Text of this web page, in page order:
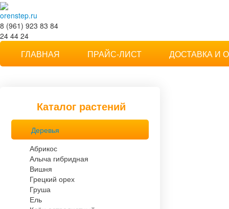
orenstep.ru
8 (961) 923 83 84
24 44 24
Степной мотив
Частная коллекция растений в Оренбурге
ГЛАВНАЯ ПРАЙС-ЛИСТ ДОСТАВКА И
Каталог растений
Деревья
Абрикос
Алыча гибридная
Вишня
Грецкий орех
Груша
Ель